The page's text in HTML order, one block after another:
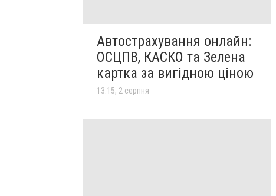
Автострахування онлайн:
ОСЦПВ, КАСКО та Зелена
картка за вигідною ціною
13:15, 2 серпня